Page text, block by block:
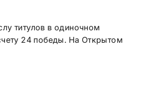
титулов в одиночном
24 победы. На Открытом